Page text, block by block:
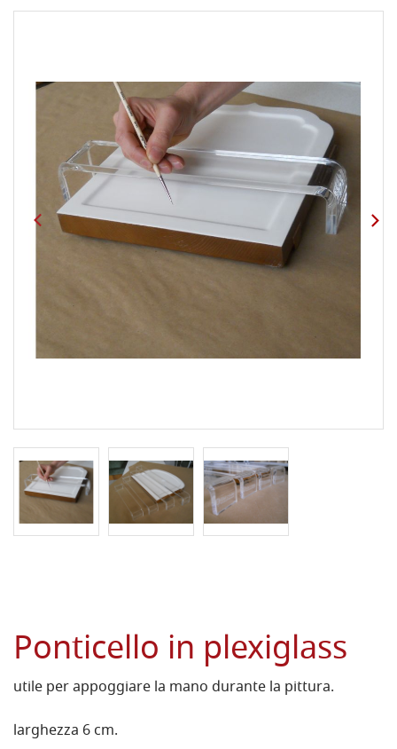
Ponticello in plexiglass
utile per appoggiare la mano durante la pittura.
larghezza 6 cm.